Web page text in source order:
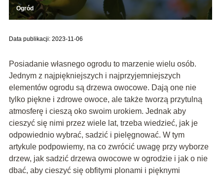
Ogród
Data publikacji: 2023-11-06
Posiadanie własnego ogrodu to marzenie wielu osób.
Jednym z najpiękniejszych i najprzyjemniejszych
elementów ogrodu są drzewa owocowe. Dają one nie
tylko piękne i zdrowe owoce, ale także tworzą przytulną
atmosferę i cieszą oko swoim urokiem. Jednak aby
cieszyć się nimi przez wiele lat, trzeba wiedzieć, jak je
odpowiednio wybrać, sadzić i pielęgnować. W tym
artykule podpowiemy, na co zwrócić uwagę przy wyborze
drzew, jak sadzić drzewa owocowe w ogrodzie i jak o nie
dbać, aby cieszyć się obfitymi plonami i pięknymi